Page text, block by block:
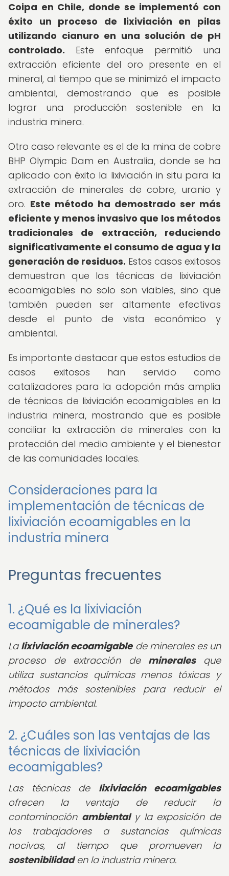
Coipa en Chile, donde se implementó con
éxito un proceso de lixiviación en pilas
utilizando cianuro en una solución de pH
controlado. Este enfoque permitió una
extracción eficiente del oro presente en el
mineral, al tiempo que se minimizó el impacto
ambiental, demostrando que es posible
lograr una producción sostenible en la
industria minera.
Otro caso relevante es el de la mina de cobre
BHP Olympic Dam en Australia, donde se ha
aplicado con éxito la lixiviación in situ para la
extracción de minerales de cobre, uranio y
oro. Este método ha demostrado ser más
eficiente y menos invasivo que los métodos
tradicionales de extracción, reduciendo
significativamente el consumo de agua y la
generación de residuos. Estos casos exitosos
demuestran que las técnicas de lixiviación
ecoamigables no solo son viables, sino que
también pueden ser altamente efectivas
desde el punto de vista económico y
ambiental.
Es importante destacar que estos estudios de
casos exitosos han servido como
catalizadores para la adopción más amplia
de técnicas de lixiviación ecoamigables en la
industria minera, mostrando que es posible
conciliar la extracción de minerales con la
protección del medio ambiente y el bienestar
de las comunidades locales.
Consideraciones para la
implementación de técnicas de
lixiviación ecoamigables en la
industria minera
Preguntas frecuentes
1. ¿Qué es la lixiviación
ecoamigable de minerales?
La lixiviación ecoamigablede minerales es un
proceso de extracción de mineralesque
utiliza sustancias químicas menos tóxicas y
métodos más sostenibles para reducir el
impacto ambiental.
2. ¿Cuáles son las ventajas de las
técnicas de lixiviación
ecoamigables?
Las técnicas de lixiviación ecoamigables
ofrecen la ventaja de reducir la
contaminación ambientaly la exposición de
los trabajadores a sustancias químicas
nocivas, al tiempo que promueven la
sostenibilidaden la industria minera.